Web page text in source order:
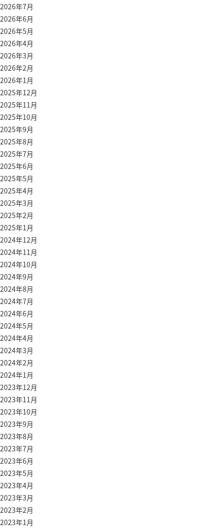
2026年7月
2026年6月
2026年5月
2026年4月
2026年3月
2026年2月
2026年1月
2025年12月
2025年11月
2025年10月
2025年9月
2025年8月
2025年7月
2025年6月
2025年5月
2025年4月
2025年3月
2025年2月
2025年1月
2024年12月
2024年11月
2024年10月
2024年9月
2024年8月
2024年7月
2024年6月
2024年5月
2024年4月
2024年3月
2024年2月
2024年1月
2023年12月
2023年11月
2023年10月
2023年9月
2023年8月
2023年7月
2023年6月
2023年5月
2023年4月
2023年3月
2023年2月
2023年1月